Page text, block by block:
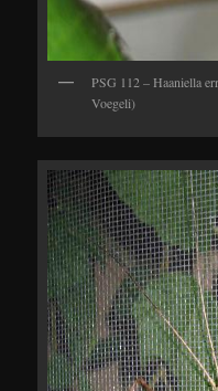
PSG 112 – Haaniella
Voegeli)